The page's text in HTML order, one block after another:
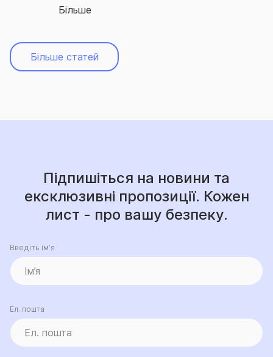
Більше статей
Підпишіться на новини та
ексклюзивні пропозиції. Кожен
лист - про вашу безпеку.
Введіть ім’я
Ел. пошта